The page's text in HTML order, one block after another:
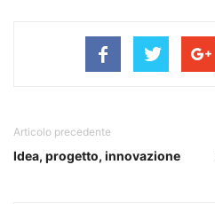
Articolo precedente
Idea, progetto, innovazione